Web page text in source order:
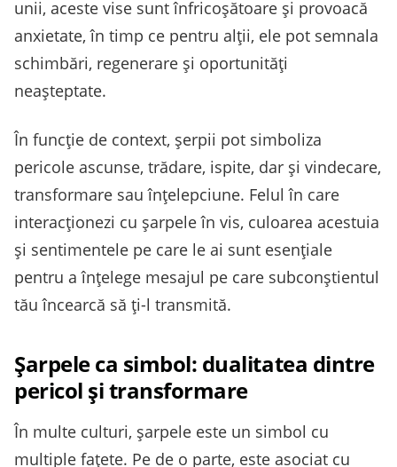
unii, aceste vise sunt înfricoșătoare și provoacă
anxietate, în timp ce pentru alții, ele pot semnala
schimbări, regenerare și oportunități
neașteptate.
În funcție de context, șerpii pot simboliza
pericole ascunse, trădare, ispite, dar și vindecare,
transformare sau înțelepciune. Felul în care
interacționezi cu șarpele în vis, culoarea acestuia
și sentimentele pe care le ai sunt esențiale
pentru a înțelege mesajul pe care subconștientul
tău încearcă să ți-l transmită.
Șarpele ca simbol: dualitatea dintre
pericol și transformare
În multe culturi, șarpele este un simbol cu
multiple fațete. Pe de o parte, este asociat cu